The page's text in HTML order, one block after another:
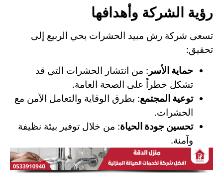
رؤية الشركة وأهدافها
تسعى شركة رش مبيد الحشرات بحي الربيع إلى
تحقيق:
حماية الأسر : من انتشار الحشرات التي قد
تشكل خطراً على الصحة العامة.
توعية المجتمع: بطرق الوقاية والتعامل الآمن مع
الحشرات.
تحسين جودة الحياة: من خلال توفير بيئة نظيفة
وآمنة.